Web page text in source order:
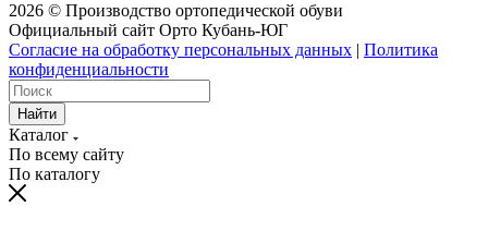
2026 © Производство ортопедической обуви
Официальный сайт Орто Кубань-ЮГ
Согласие на обработку персональных данных | Политика
конфиденциальности
Найти
Каталог
По всему сайту
По каталогу